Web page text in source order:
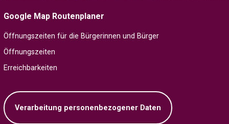
Google Map Routenplaner
Öffnungszeiten für die Bürgerinnen und Bürger
Öffnungszeiten
Erreichbarkeiten
Verarbeitung personenbezogener Daten